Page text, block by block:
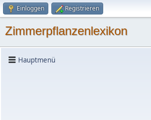
Einloggen Registrieren
Zimmerpflanzenlexikon
Hauptmenü